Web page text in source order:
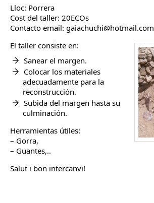
Lloc: Porrera
Cost del taller: 20ECOs
Contacto email: gaiachuchi@hotmail.com
El taller consiste en:
Sanear el margen.
Colocar los materiales
adecuadamente para la
reconstrucción.
Subida del margen hasta su
culminación.
Herramientas útiles:
– Gorra,
– Guantes,..
Salut i bon intercanvi!